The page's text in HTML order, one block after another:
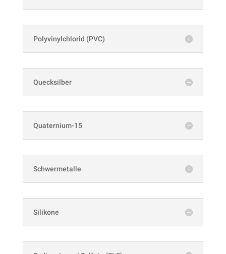
Polyvinylchlorid (PVC)
Quecksilber
Quaternium-15
Schwermetalle
Silikone